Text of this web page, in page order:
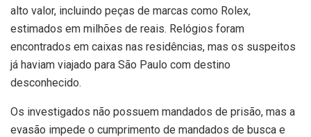
alto valor, incluindo peças de marcas como Rolex,
estimados em milhões de reais. Relógios foram
encontrados em caixas nas residências, mas os suspeitos
já haviam viajado para São Paulo com destino
desconhecido.
Os investigados não possuem mandados de prisão, mas a
evasão impede o cumprimento de mandados de busca e